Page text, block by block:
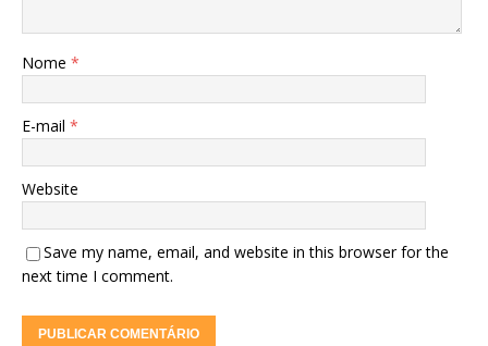
Nome *
E-mail *
Website
Save my name, email, and website in this browser for the
next time I comment.